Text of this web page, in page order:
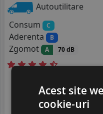
Autoutilitare
Consum
C
Aderenta B
Zgomot A 70 dB
558RON
613 RON
Discount8
Acest site
cookie-uri